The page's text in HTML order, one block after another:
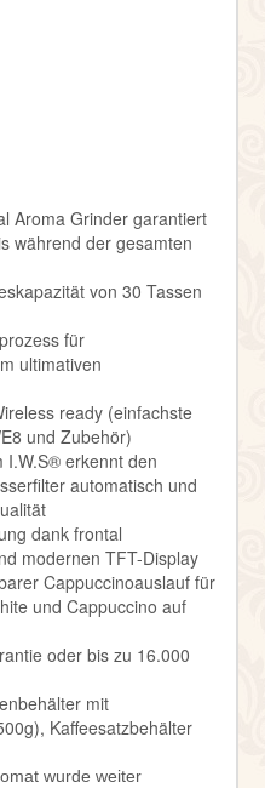
Aroma Grinder garantiert
während der gesamten
von 30 Tassen
für
ultimativen
ready (einfachste
und Zubehör)
I.W.S® erkennt den
automatisch und
dank frontal
modernen TFT-Display
Cappuccinoauslauf für
und Cappuccino auf
oder bis zu 16.000
mit
Kaffeesatzbehälter
wurde weiter